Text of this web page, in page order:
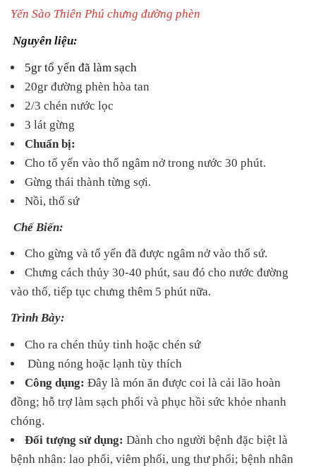
Yến Sào Thiên Phú chưng đường phèn
Nguyên liệu:
5gr tổ yến đã làm sạch
20gr đường phèn hòa tan
2/3 chén nước lọc
3 lát gừng
Chuẩn bị:
Cho tổ yến vào thố ngâm nở trong nước 30 phút.
Gừng thái thành từng sợi.
Nồi, thố sứ
Chế Biến:
Cho gừng và tổ yến đã được ngâm nở vào thố sứ.
Chưng cách thủy 30-40 phút, sau đó cho nước đường
vào thố, tiếp tục chưng thêm 5 phút nữa.
Trình Bày:
Cho ra chén thủy tinh hoặc chén sứ
Dùng nóng hoặc lạnh tùy thích
Công dụng: Đây là món ăn được coi là cải lão hoàn
đồng; hỗ trợ làm sạch phổi và phục hồi sức khỏe nhanh
chóng.
Đối tượng sử dụng: Dành cho người bệnh đặc biệt là
bệnh nhân: lao phổi, viêm phổi, ung thư phổi; bệnh nhân